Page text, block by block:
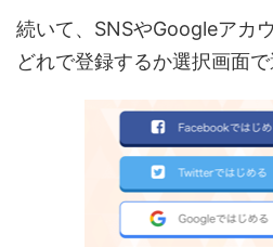
続いて、SNSやGoogleアカ
どれで登録するか選択画面で